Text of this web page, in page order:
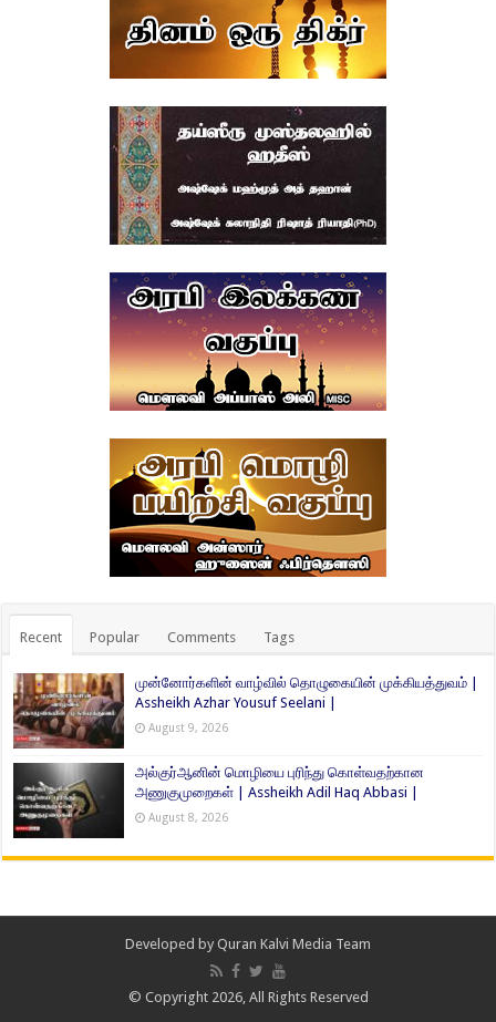
Recent Popular Comments Tags
முன்னோர்களின் வாழ்வில் தொழுகையின் முக்கியத்துவம் |
Assheikh Azhar Yousuf Seelani |
August 9, 2026
அல்குர்ஆனின் மொழியை புரிந்து கொள்வதற்கான
அணுகுமுறைகள் | Assheikh Adil Haq Abbasi |
August 8, 2026
Developed by Quran Kalvi Media Team
© Copyright 2026, All Rights Reserved